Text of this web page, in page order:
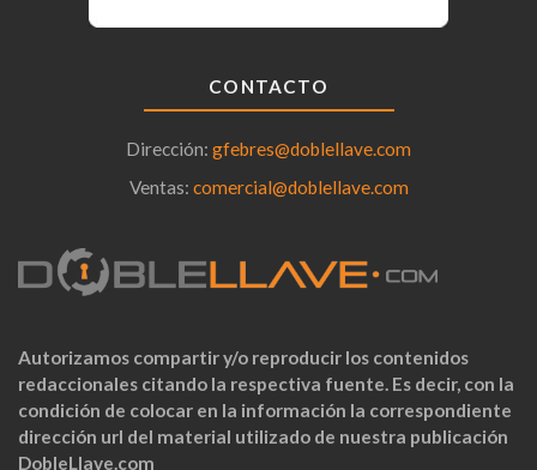
CONTACTO
Dirección: gfebres@doblellave.com
Ventas: comercial@doblellave.com
Autorizamos compartir y/o reproducir los contenidos
redaccionales citando la respectiva fuente. Es decir, con la
condición de colocar en la información la correspondiente
dirección url del material utilizado de nuestra publicación
DobleLlave.com